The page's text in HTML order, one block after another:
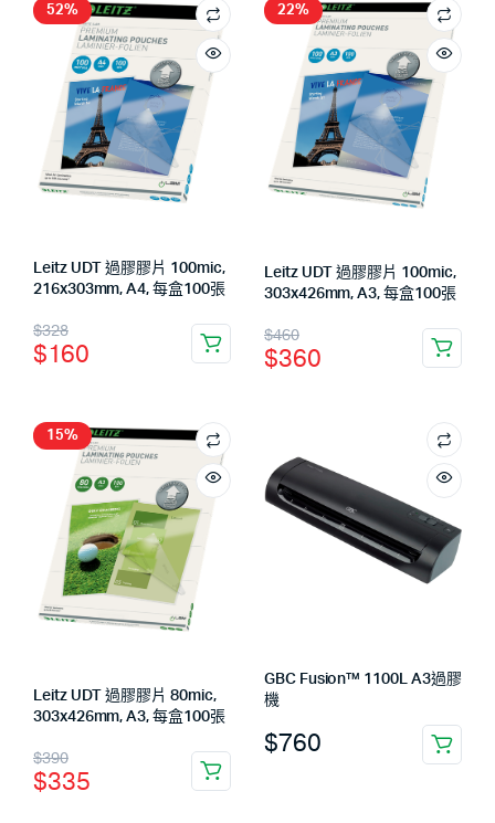
52%
Leitz UDT 過膠膠片 100mic,
216x303mm, A4, 每盒100張
$328
$160
22%
Leitz UDT 過膠膠片 100mic,
303x426mm, A3, 每盒100張
$460
$360
15%
Leitz UDT 過膠膠片 80mic,
303x426mm, A3, 每盒100張
$390
$335
GBC Fusion™ 1100L A3過膠
機
$760